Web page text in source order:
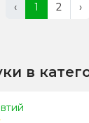
‹ 1 2 ›
в